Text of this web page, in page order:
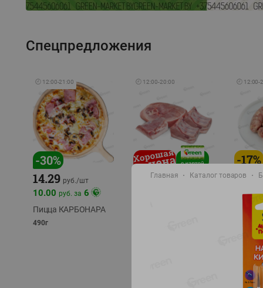
Спецпредложения
🕘 12:00-21:00
-30%
14.29 руб./шт
10.00 руб. за 6
Пицца КАРБОНАРА
490г
🕘 12:00-20:00
10.49 руб./кг
🕘 12:00-
-17%
9.99
11.99
охлажд
Главная Каталог товаров